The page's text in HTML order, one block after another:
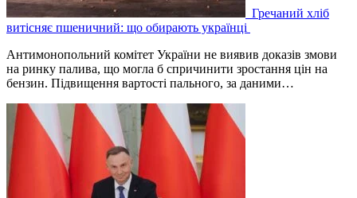
Гречаний хліб
витісняє пшеничний: що обирають українці
Антимонопольний комітет України не виявив доказів змови
на ринку палива, що могла б спричинити зростання цін на
бензин. Підвищення вартості пального, за даними…